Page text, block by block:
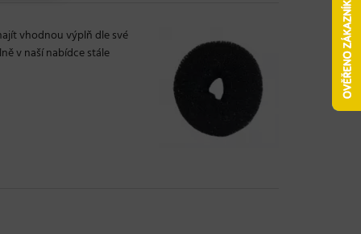
vhodnou výplň dle své
v naší nabídce stále